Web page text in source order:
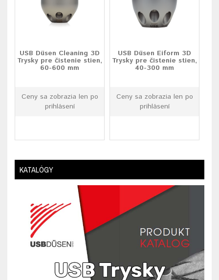
USB Düsen Cleaning 3D
Trysky pre čistenie stien,
60-600 mm
Ceny sa zobrazia len po
prihlásení
USB Düsen Eiform 3D
Trysky pre čistenie stien,
40-300 mm
Ceny sa zobrazia len po
prihlásení
KATALÓGY